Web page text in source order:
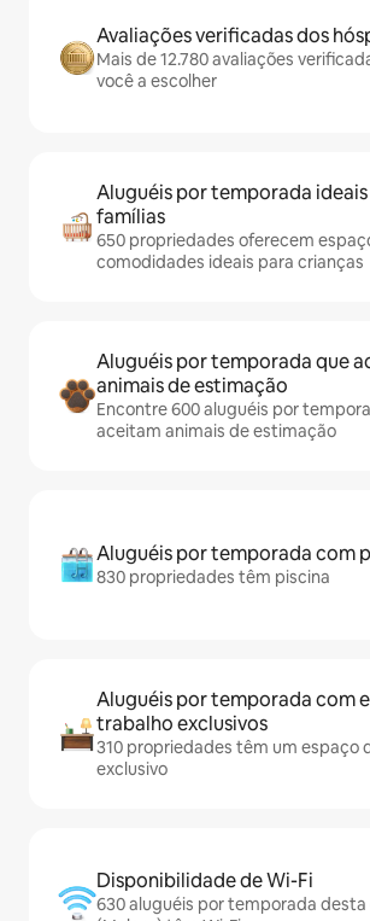
Avaliações verificadas dos
Mais de 12.780 avaliações
você a escolher
Aluguéis por temporada
famílias
650 propriedades oferecem
comodidades ideais para crianças
Aluguéis por temporada que
animais de estimação
Encontre 600 aluguéis por
aceitam animais de estimação
Aluguéis por temporada com
830 propriedades têm piscina
Aluguéis por temporada com
trabalho exclusivos
310 propriedades têm um espaço
exclusivo
Disponibilidade de Wi-Fi
630 aluguéis por temporada